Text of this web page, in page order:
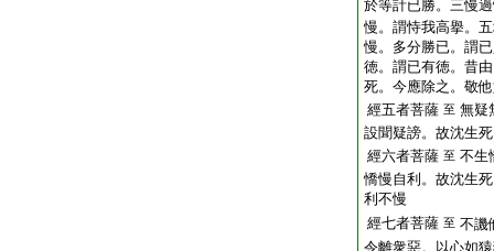
於等計已勝。三慢
慢。謂恃我高擧。
慢。多分勝已。謂
徳。謂已有徳。昔
死。今應除之。敬
經五者菩薩 至 無疑
設聞疑謗。故沈生
經六者菩薩 至 不生
憍慢自利。故沈生
利不慢
經七者菩薩 至 不譏
令離衆惡。以心如